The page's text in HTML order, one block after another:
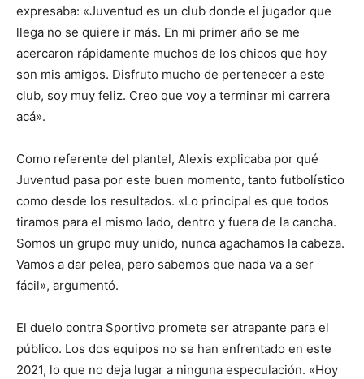
expresaba: «Juventud es un club donde el jugador que
llega no se quiere ir más. En mi primer año se me
acercaron rápidamente muchos de los chicos que hoy
son mis amigos. Disfruto mucho de pertenecer a este
club, soy muy feliz. Creo que voy a terminar mi carrera
acá».
Como referente del plantel, Alexis explicaba por qué
Juventud pasa por este buen momento, tanto futbolístico
como desde los resultados. «Lo principal es que todos
tiramos para el mismo lado, dentro y fuera de la cancha.
Somos un grupo muy unido, nunca agachamos la cabeza.
Vamos a dar pelea, pero sabemos que nada va a ser
fácil», argumentó.
El duelo contra Sportivo promete ser atrapante para el
público. Los dos equipos no se han enfrentado en este
2021, lo que no deja lugar a ninguna especulación. «Hoy